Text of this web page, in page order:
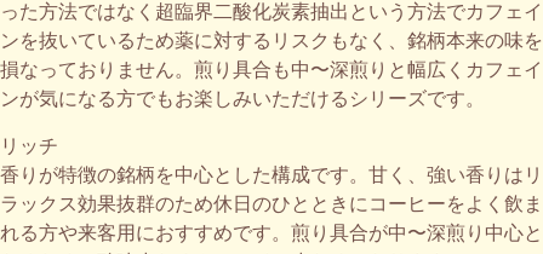
った方法ではなく超臨界二酸化炭素抽出という方法でカフェイ
ンを抜いているため薬に対するリスクもなく、銘柄本来の味を
損なっておりません。煎り具合も中〜深煎りと幅広くカフェイ
ンが気になる方でもお楽しみいただけるシリーズです。
リッチ
香りが特徴の銘柄を中心とした構成です。甘く、強い香りはリ
ラックス効果抜群のため休日のひとときにコーヒーをよく飲ま
れる方や来客用におすすめです。煎り具合が中〜深煎り中心と